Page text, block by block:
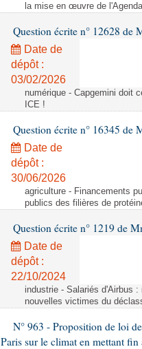
la mise en œuvre de
Question écrite n° 12628 de
Date de
dépôt :
03/02/2026
numérique - Capgemini doit
ICE !
Question écrite n° 16345 de
Date de
dépôt :
30/06/2026
agriculture - Financements
publics des filières de
Question écrite n° 1219 de
Date de
dépôt :
22/10/2024
industrie - Salariés d'Airbus
nouvelles victimes du
N° 963 - Proposition de loi
Paris sur le climat en mettant